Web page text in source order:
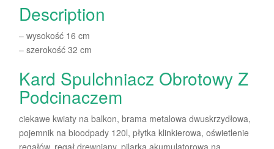
Description
– wysokość 16 cm
– szerokość 32 cm
Kard Spulchniacz Obrotowy Z
Podcinaczem
ciekawe kwiaty na balkon, brama metalowa dwuskrzydłowa,
pojemnik na bioodpady 120l, płytka klinkierowa, oświetlenie
regałów, regał drewniany, pilarka akumulatorowa na